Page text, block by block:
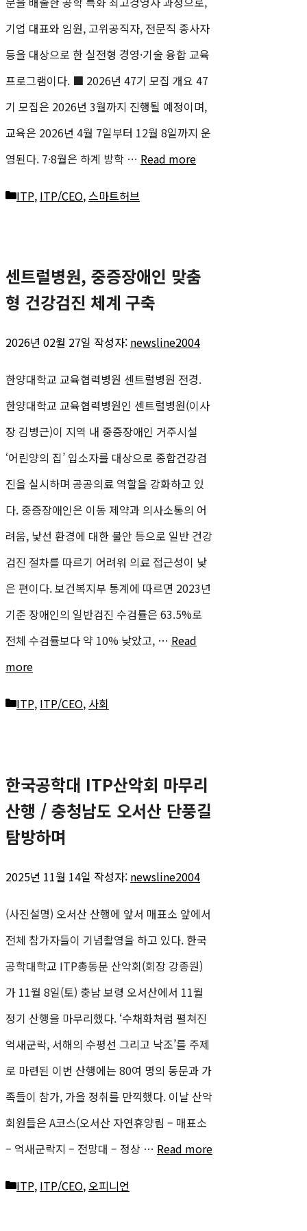
기업 대표와 임원, 고위공직자, 전문직 종사자
등을 대상으로 한 실전형 경영·기술 융합 교육
프로그램이다. ■ 2026년 47기 모집 개요 47
기 모집은 2026년 3월까지 진행될 예정이며,
교육은 2026년 4월 7일부터 12월 8일까지 운
영된다. 7·8월은 하계 방학 … Read more
카
리
ITP, ITP/CEO,스마트허브
센트럴병원, 중증장애인 맞춤
형 건강검진 체계 구축
2026년 02월 27일 작성자: newsline2004
한양대학교 교육협력병원 센트럴병원 전경.
한양대학교 교육협력병원인 센트럴병원(이사
장 김병근)이 지역 내 중증장애인 거주시설
‘어린양의 집’ 입소자를 대상으로 종합건강검
진을 실시하며 공공의료 역할을 강화하고 있
다. 중증장애인은 이동 제약과 의사소통의 어
려움, 낯선 환경에 대한 불안 등으로 일반 건강
검진 절차를 따르기 어려워 의료 접근성이 낮
은 편이다. 보건복지부 통계에 따르면 2023년
기준 장애인의 일반검진 수검률은 63.5%로
전체 수검률보다 약 10% 낮았고, … Read
more
카
리
ITP, ITP/CEO, 사회
한국공학대 ITP산악회 마무리
산행 / 충청남도 오서산 단풍길
탐방하며
2025년 11월 14일 작성자: newsline2004
(사진설명) 오서산 산행에 앞서 매표소 앞에서
전체 참가자들이 기념촬영을 하고 있다. 한국
공학대학교 ITP총동문 산악회(회장 강종원)
가 11월 8일(토) 충남 보령 오서산에서 11월
정기 산행을 마무리했다. ‘수채화처럼 펼쳐진
억새군락, 서해의 수평선 그리고 낙조’를 주제
로 마련된 이번 산행에는 80여 명의 동문과 가
족들이 참가, 가을 정취를 만끽했다. 이날 산악
회원들은 A코스(오서산 자연휴양림 – 매표소
– 억새군락지 – 전망대 – 정상 … Read more
카
ITP, ITP/CEO, 오피니언